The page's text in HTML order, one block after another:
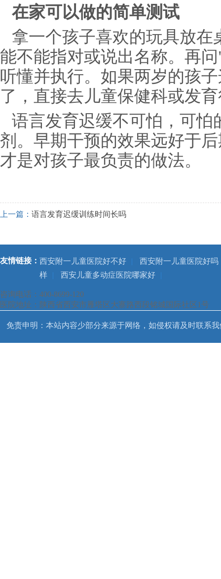
在家可以做的简单测试
拿一个孩子喜欢的玩具放
能不能指对或说出名称。再
听懂并执行。如果两岁的孩
了，直接去儿童保健科或发
语言发育迟缓不可怕，可
剂。早期干预的效果远好于
才是对孩子最负责的做法。
上一篇： 语言发育迟缓训练时间长吗
友情链接： 西安附一儿童医院好不好 |
西安附一儿童医院好吗
样
| 西安儿童多动症医院哪家好 |
咨询电话：400-8699-120
医院地址：陕西省西安市雁塔区大寨路西段铭城国际社区1号
免责申明：本站内容少部分来源于网络，如侵权请及时联系